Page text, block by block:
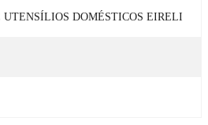
DOMÉSTICOS EIRELI